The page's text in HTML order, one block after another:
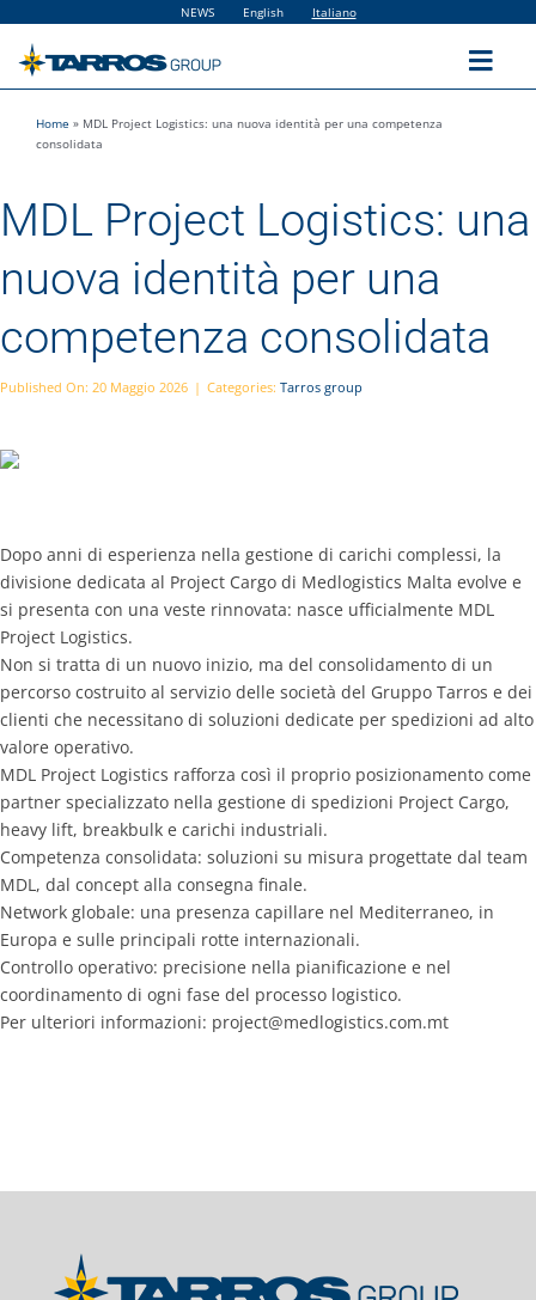
contenuto
NEWS English Italiano
Home
The Group
Solutions
Contacts
Home » MDL Project Logistics: una nuova identità per una competenza
consolidata
MDL Project Logistics: una
nuova identità per una
competenza consolidata
Published On: 20 Maggio 2026 | Categories: Tarros group
Dopo anni di esperienza nella gestione di carichi complessi, la
divisione dedicata al Project Cargo di Medlogistics Malta evolve e
si presenta con una veste rinnovata: nasce ufficialmente MDL
Project Logistics.
Non si tratta di un nuovo inizio, ma del consolidamento di un
percorso costruito al servizio delle società del Gruppo Tarros e dei
clienti che necessitano di soluzioni dedicate per spedizioni ad alto
valore operativo.
MDL Project Logistics rafforza così il proprio posizionamento come
partner specializzato nella gestione di spedizioni Project Cargo,
heavy lift, breakbulk e carichi industriali.
Competenza consolidata: soluzioni su misura progettate dal team
MDL, dal concept alla consegna finale.
Network globale: una presenza capillare nel Mediterraneo, in
Europa e sulle principali rotte internazionali.
Controllo operativo: precisione nella pianificazione e nel
coordinamento di ogni fase del processo logistico.
Per ulteriori informazioni: project@medlogistics.com.mt